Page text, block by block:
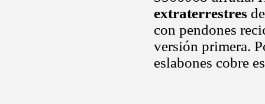
extraterrestres
con pendones
versión primera.
eslabones cobre